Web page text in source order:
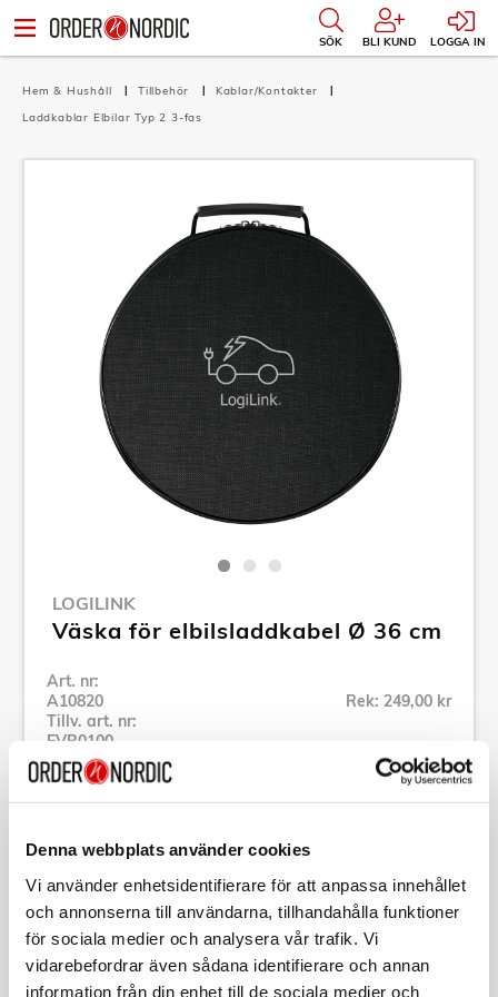
Denna webbplats använder cookies
Vi använder enhetsidentifierare för att anpassa innehållet
och annonserna till användarna, tillhandahålla funktioner
för sociala medier och analysera vår trafik. Vi
vidarebefordrar även sådana identifierare och annan
information från din enhet till de sociala medier och
SÖK BLI KUND LOGGA IN
Hem & Hushåll Tillbehör
Kablar/Kontakter
Laddkablar Elbilar Typ 2 3-fas
LOGILINK
Väska för elbilsladdkabel Ø 36 cm
Art. nr:
A10820
Tillv. art. nr:
EVB0100
Rek: 249,00 kr
Se alla produkter inom LogiLink
Specifikation
Art. nr:A10820